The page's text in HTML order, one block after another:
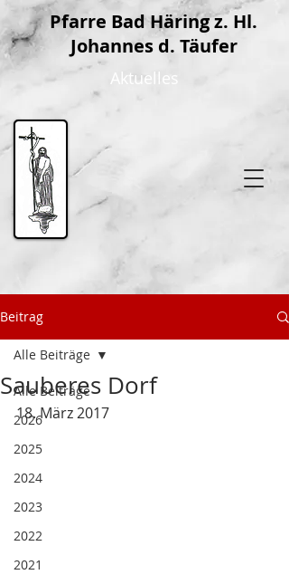
Pfarre Bad Häring z. Hl.
Johannes d. Täufer
Aktuelles
Beitrag
Alle Beiträge
2026
2025
2024
2023
2022
2021
Alle Beiträge
Sauberes Dorf
18. März 2017